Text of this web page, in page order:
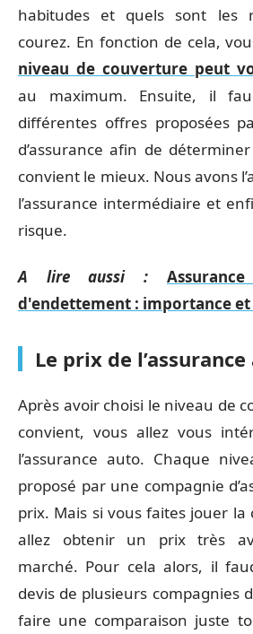
habitudes et quels sont les
courez. En fonction de cela,
niveau de couverture peut
au maximum. Ensuite, il
différentes offres proposées
d’assurance afin de
convient le mieux. Nous avons
l’assurance intermédiaire et
risque.
A lire aussi :
d'endettement : importance
Le prix de
Après avoir choisi le niveau de
convient, vous allez vous
l’assurance auto. Chaque
proposé par une compagnie
prix. Mais si vous faites jouer la
allez obtenir un prix très
marché. Pour cela alors, il
devis de plusieurs compagnies
faire une comparaison juste